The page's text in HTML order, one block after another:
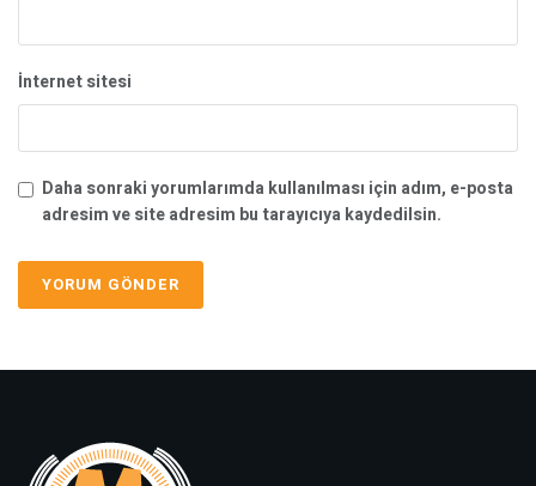
İnternet sitesi
Daha sonraki yorumlarımda kullanılması için adım, e-posta
adresim ve site adresim bu tarayıcıya kaydedilsin.